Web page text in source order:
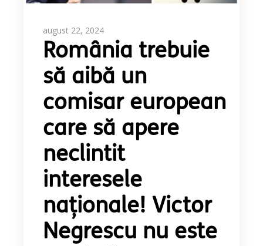
august 22, 2024
România trebuie
să aibă un
comisar european
care să apere
neclintit
interesele
naționale! Victor
Negrescu nu este